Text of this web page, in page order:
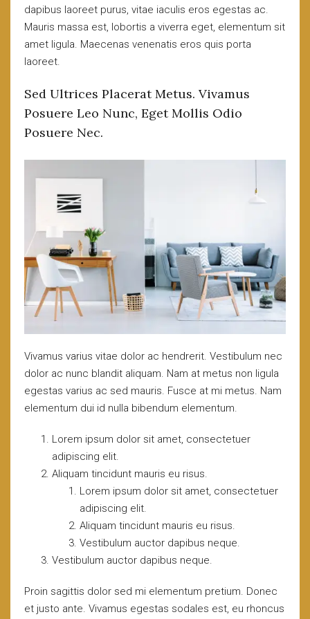
dapibus laoreet purus, vitae iaculis eros egestas ac.
Mauris massa est, lobortis a viverra eget, elementum sit
amet ligula. Maecenas venenatis eros quis porta
laoreet.
Sed Ultrices Placerat Metus. Vivamus
Posuere Leo Nunc, Eget Mollis Odio
Posuere Nec.
Vivamus varius vitae dolor ac hendrerit. Vestibulum nec
dolor ac nunc blandit aliquam. Nam at metus non ligula
egestas varius ac sed mauris. Fusce at mi metus. Nam
elementum dui id nulla bibendum elementum.
Lorem ipsum dolor sit amet, consectetuer
adipiscing elit.
Aliquam tincidunt mauris eu risus.
Lorem ipsum dolor sit amet, consectetuer
adipiscing elit.
Aliquam tincidunt mauris eu risus.
Vestibulum auctor dapibus neque.
Vestibulum auctor dapibus neque.
Proin sagittis dolor sed mi elementum pretium. Donec
et justo ante. Vivamus egestas sodales est, eu rhoncus